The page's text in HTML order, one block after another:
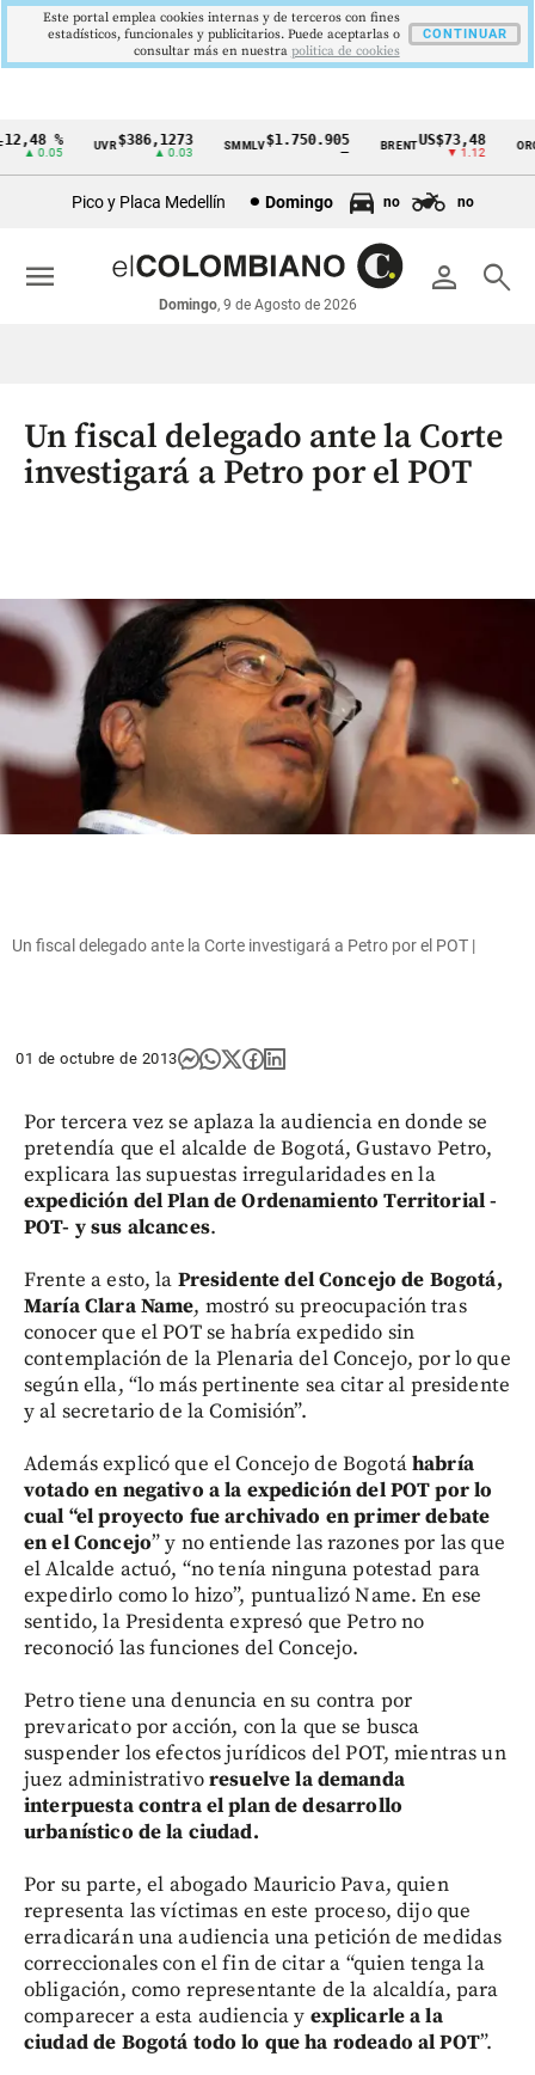
Cintillo
económicos
Colombia
%
▲ 0.05
UVR$386,1273
▲ 0.03
SMMLV$1.750.905 BRENTUS$73,48
▼ 1.12
ORO
Pico y Placa Medellín Domingo no no
person search
Domingo, 9 de Agosto de 2026
menu
Un fiscal delegado ante la Corte
investigará a Petro por el POT
Un fiscal delegado ante la Corte investigará a Petro por el POT |
01 de octubre de 2013
Por tercera vez se aplaza la audiencia en donde se
pretendía que el alcalde de Bogotá, Gustavo Petro,
explicara las supuestas irregularidades en la
expedición del Plan de Ordenamiento Territorial -
POT- y sus alcances.
Frente a esto, la Presidente del Concejo de Bogotá,
María Clara Name, mostró su preocupación tras
conocer que el POT se habría expedido sin
contemplación de la Plenaria del Concejo, por lo que
según ella, “lo más pertinente sea citar al presidente
y al secretario de la Comisión”.
Además explicó que el Concejo de Bogotáhabría
votado en negativo a la expedición del POT por lo
cual “el proyecto fue archivado en primer debate
en el Concejo” y no entiende las razones por las que
el Alcalde actuó, “no tenía ninguna potestad para
expedirlo como lo hizo”, puntualizó Name. En ese
sentido, la Presidenta expresó que Petro no
reconoció las funciones del Concejo.
Petro tiene una denuncia en su contra por
prevaricato por acción, con la que se busca
suspender los efectos jurídicos del POT, mientras un
juez administrativoresuelve la demanda
interpuesta contra el plan de desarrollo
urbanístico de la ciudad.
Por su parte, el abogado Mauricio Pava, quien
representa las víctimas en este proceso, dijo que
erradicarán una audiencia una petición de medidas
correccionales con el fin de citar a “quien tenga la
obligación, como representante de la alcaldía, para
comparecer a esta audiencia y explicarle a la
ciudad de Bogotá todo lo que ha rodeado al POT”.
Este portal emplea cookies internas y de terceros con fines
estadísticos, funcionales y publicitarios. Puede aceptarlas o
consultar más en nuestra politica de cookies
CONTINUAR